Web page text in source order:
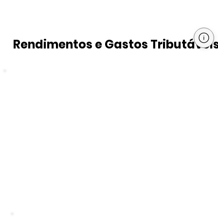
Rendimentos e Gastos